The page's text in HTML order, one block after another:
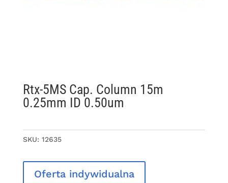
Rtx-5MS Cap. Column 15m
0.25mm ID 0.50um
SKU: 12635
Oferta indywidualna